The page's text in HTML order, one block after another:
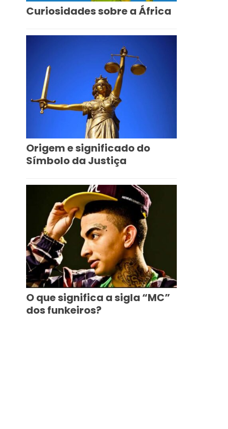
Curiosidades sobre a África
Origem e significado do
Símbolo da Justiça
O que significa a sigla “MC”
dos funkeiros?